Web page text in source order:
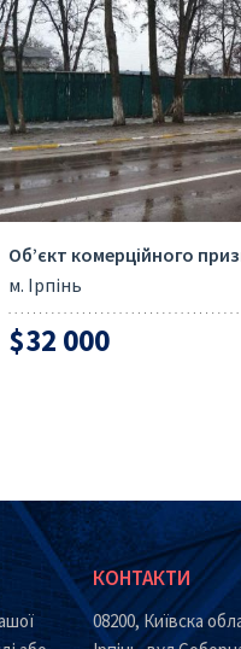
Об’єкт комерційного
м. Ірпінь
$32 000
КОНТАКТИ
08200, Київска